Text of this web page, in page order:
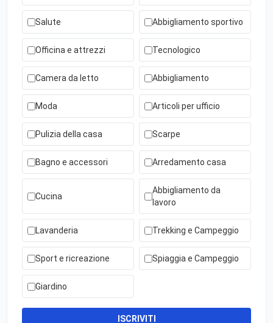
Salute Abbigliamento sportivo
Officina e attrezzi Tecnologico
Camera da letto Abbigliamento
Moda Articoli per ufficio
Pulizia della casa Scarpe
Bagno e accessori Arredamento casa
Cucina
Abbigliamento da
lavoro
Lavanderia Trekking e Campeggio
Sport e ricreazione Spiaggia e Campeggio
Giardino
ISCRIVITI